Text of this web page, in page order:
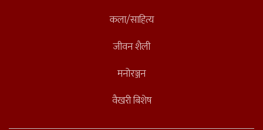
कला/साहित्य
जीवन शैली
मनोरञ्जन
वैखरी बिशेष